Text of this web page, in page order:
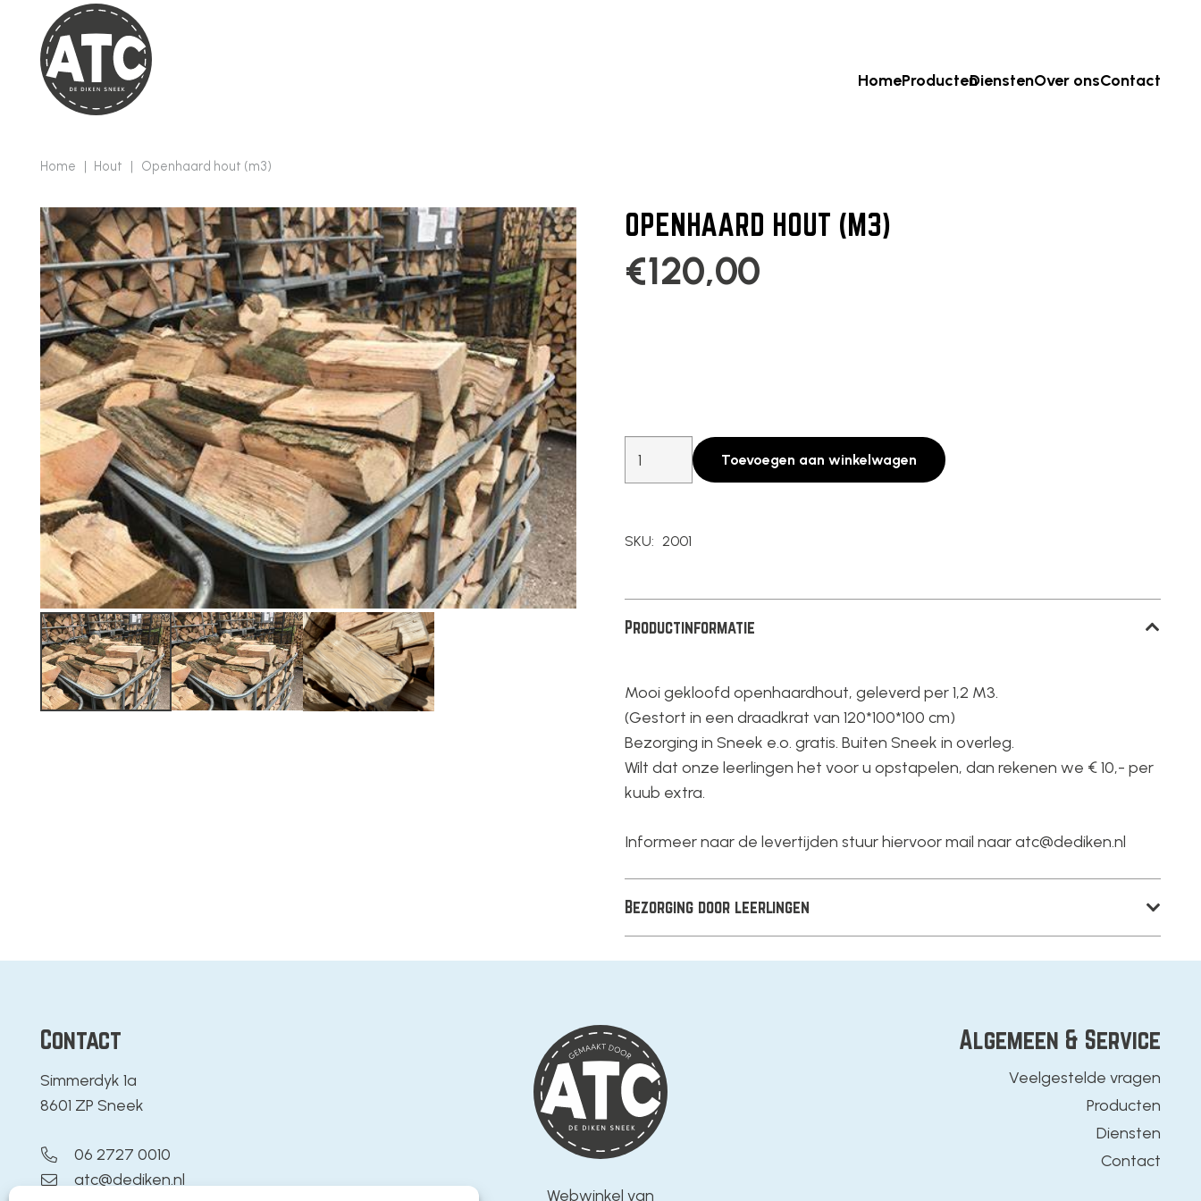
HomeProductenDienstenOver onsContact
Home | Hout | Openhaard hout (m3)
OPENHAARD HOUT (M3)
€120,00
Openhaard
Toevoegen aan winkelwagen
SKU: 2001
Productinformatie
Mooi gekloofd openhaardhout, geleverd per 1,2 M3.
(Gestort in een draadkrat van 120*100*100 cm)
Bezorging in Sneek e.o. gratis. Buiten Sneek in overleg.
Wilt dat onze leerlingen het voor u opstapelen, dan rekenen we € 10,- per
kuub extra.
Informeer naar de levertijden stuur hiervoor mail naaratc@dediken.nl
Bezorging door leerlingen
Contact
Simmerdyk 1a
8601 ZP Sneek
06 2727 0010
atc@dediken.nl
Webwinkel van
Algemeen & Service
Veelgestelde vragen
Producten
Diensten
Contact